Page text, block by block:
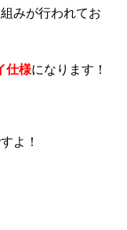
みが行われてお
仕様になります！
よ！